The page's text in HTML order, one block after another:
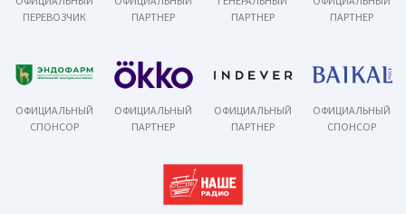
ПЕРЕВОЗЧИК
ПАРТНЕР
ПАРТНЕР
ПАРТНЕР
ОФИЦИАЛЬНЫЙ
СПОНСОР
ОФИЦИАЛЬНЫЙ
ПАРТНЕР
ОФИЦИАЛЬНЫЙ
ПАРТНЕР
ОФИЦИАЛЬНЫЙ
СПОНСОР